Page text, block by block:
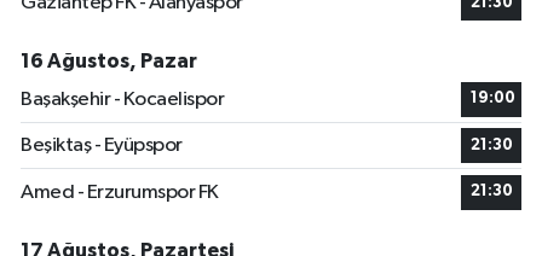
16 Ağustos, Pazar
Başakşehir - Kocaelispor
19:00
Beşiktaş - Eyüpspor 21:30
Amed - Erzurumspor FK 21:30
17 Ağustos, Pazartesi